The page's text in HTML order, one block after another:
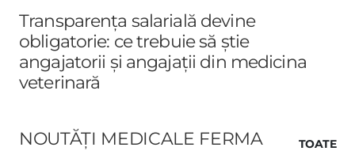
Transparența salarială devine
obligatorie: ce trebuie să știe
angajatorii și angajații din medicina
veterinară
NOUTĂȚI MEDICALE FERMA TOATE